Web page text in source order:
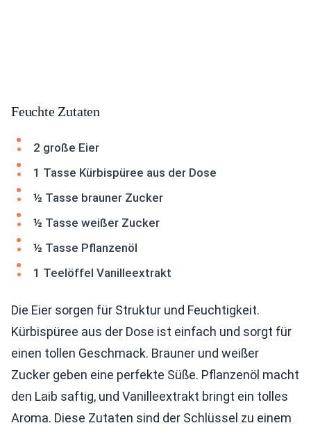
Feuchte Zutaten
2 große Eier
1 Tasse Kürbispüree aus der Dose
½ Tasse brauner Zucker
½ Tasse weißer Zucker
½ Tasse Pflanzenöl
1 Teelöffel Vanilleextrakt
Die Eier sorgen für Struktur und Feuchtigkeit.
Kürbispüree aus der Dose ist einfach und sorgt für
einen tollen Geschmack. Brauner und weißer
Zucker geben eine perfekte Süße. Pflanzenöl macht
den Laib saftig, und Vanilleextrakt bringt ein tolles
Aroma. Diese Zutaten sind der Schlüssel zu einem